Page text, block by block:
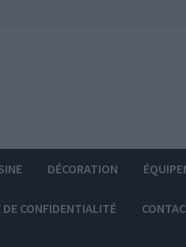
DÉCORATION
CONFIDENTIALITÉ